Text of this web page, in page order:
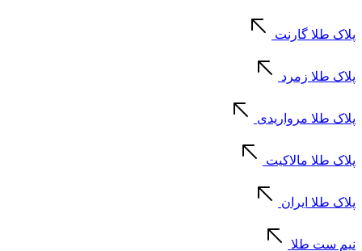
پلاک طلا گارنت
پلاک طلا زمرد
پلاک طلا مرواریدی
پلاک طلا مالاکیت
پلاک طلا ایران
نیم ست طلا